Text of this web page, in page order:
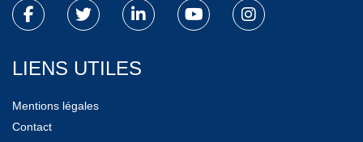
LIENS UTILES
Mentions légales
Contact